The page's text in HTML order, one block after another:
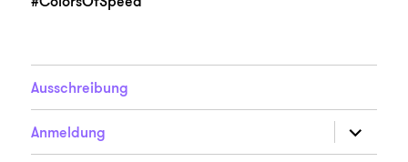
Ausschreibung
Anmeldung
anzeigen